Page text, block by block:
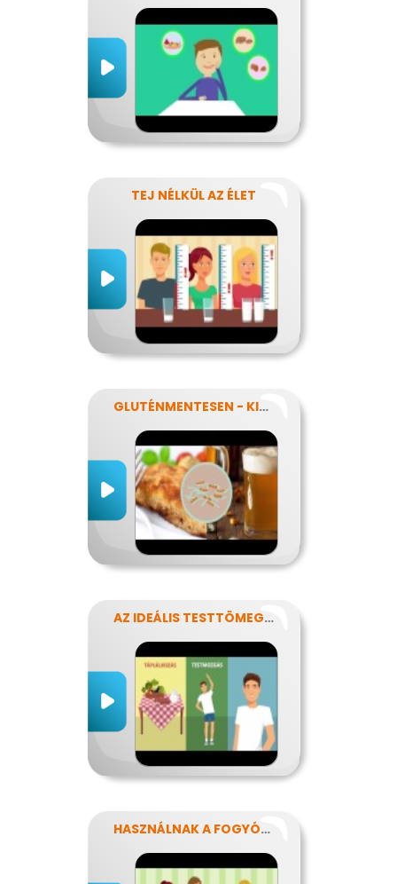
TEJ NÉLKÜL AZ ÉLET
GLUTÉNMENTESEN - KINEK IS?!
AZ IDEÁLIS TESTTÖMEG TITKAI
HASZNÁLNAK A FOGYÓKÚRÁK?